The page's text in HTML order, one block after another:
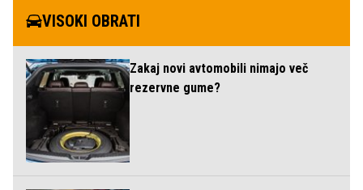
VISOKI OBRATI
Zakaj novi avtomobili nimajo več
rezervne gume?